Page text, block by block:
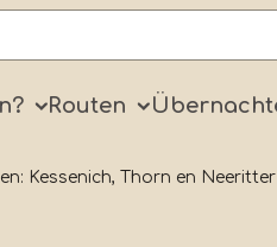
Routen
Kessenich, Thorn en